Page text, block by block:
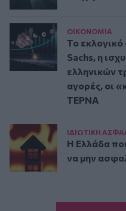
ΟΙΚΟΝΟΜΙΑ
Το
Sachs, η
ελληνικών
αγορές, οι
ΤΕΡΝΑ
ΙΔΙΩΤΙΚΗ
Η Ελλάδα
να μην